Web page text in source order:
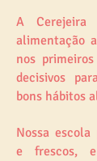
A
alimentação
nos
decisivos
bons hábitos
Nossa
e frescos,